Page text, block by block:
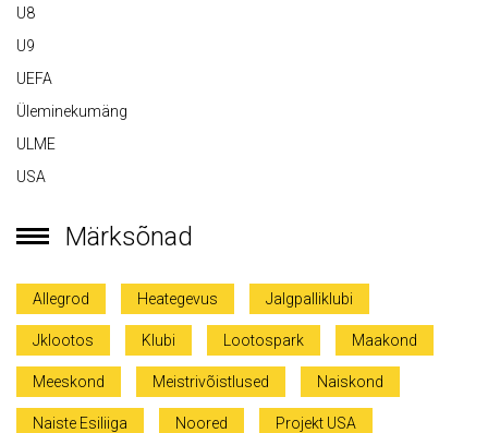
U8
U9
UEFA
Üleminekumäng
ULME
USA
Märksõnad
Allegrod Heategevus Jalgpalliklubi
Jklootos Klubi Lootospark Maakond
Meeskond Meistrivõistlused Naiskond
Naiste Esiliiga Noored Projekt USA